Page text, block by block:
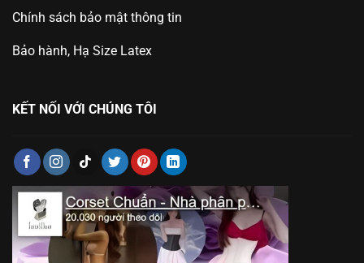
Chính sách bảo mật thông tin
Bảo hành, Hạ Size Latex
KẾT NỐI VỚI CHÚNG TÔI